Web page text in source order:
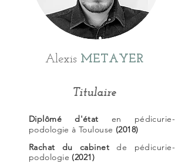
Alexis METAYER
Titulaire
Diplômé d'état en pédicurie-
podologie à Toulouse (2018)
Rachat du cabinetde pédicurie-
podologie (2021)